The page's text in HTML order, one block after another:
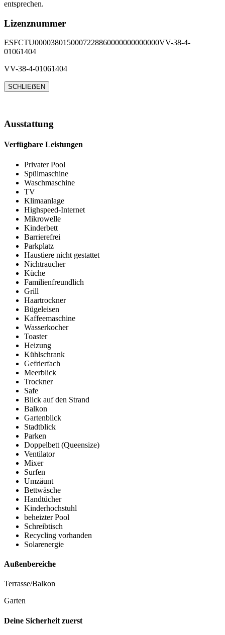
entsprechen.
Lizenznummer
ESFCTU0000380150007228860000000000000VV-38-4-
01061404
VV-38-4-01061404
SCHLIEẞEN
Ausstattung
Verfügbare Leistungen
Privater Pool
Spülmaschine
Waschmaschine
TV
Klimaanlage
Highspeed-Internet
Mikrowelle
Kinderbett
Barrierefrei
Parkplatz
Haustiere nicht gestattet
Nichtraucher
Küche
Familienfreundlich
Grill
Haartrockner
Bügeleisen
Kaffeemaschine
Wasserkocher
Toaster
Heizung
Kühlschrank
Gefrierfach
Meerblick
Trockner
Safe
Blick auf den Strand
Balkon
Gartenblick
Stadtblick
Parken
Doppelbett (Queensize)
Ventilator
Mixer
Surfen
Umzäunt
Bettwäsche
Handtücher
Kinderhochstuhl
beheizter Pool
Schreibtisch
Recycling vorhanden
Solarenergie
Außenbereiche
Terrasse/Balkon
Garten
Deine Sicherheit zuerst